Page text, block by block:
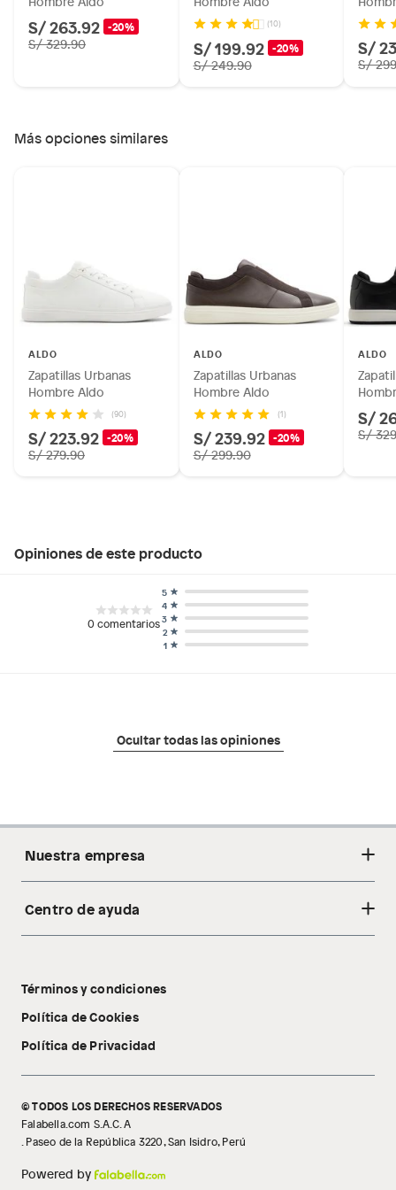
S/ 263.92 -20%
S/ 329.90
(10)
S/ 199.92 -20%
S/ 249.90
S/
S/
Más opciones similares
ALDO
Zapatillas Urbanas
Hombre Aldo
(90)
S/ 223.92 -20%
S/ 279.90
ALDO
Zapatillas Urbanas
Hombre Aldo
(1)
S/ 239.92 -20%
S/ 299.90
ALDO
S/
S/
Opiniones de este producto
0comentarios
1
2
3
4
5
Ocultar todas las opiniones
Nuestra empresa
Acerca de nosotros
Tecnología Pillow Walk
Centro de ayuda
Libro de reclamaciones
Términos y condiciones
Política de Cookies
Política de Privacidad
© TODOS LOS DERECHOS RESERVADOS
Falabella.com S.A.C. A
. Paseo de la República 3220, San Isidro, Perú
Powered by